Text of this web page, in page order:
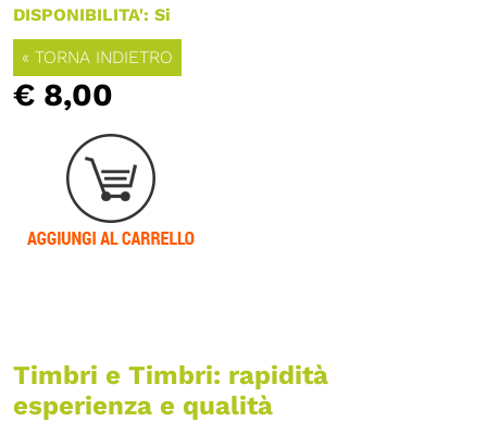
DISPONIBILITA': Si
« TORNA INDIETRO
€ 8,00
Timbri e Timbri: rapidità
esperienza e qualità